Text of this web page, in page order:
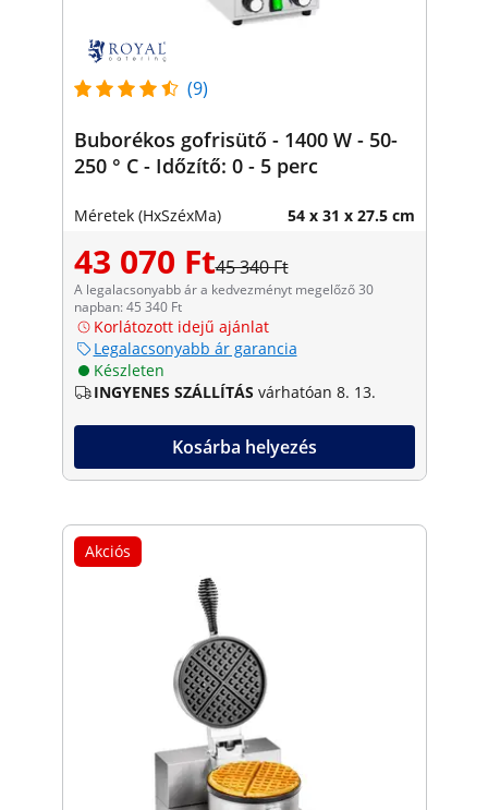
(9)
Buborékos gofrisütő - 1400 W - 50-
250 ° C - Időzítő: 0 - 5 perc
Méretek (HxSzéxMa) 54 x 31 x 27.5 cm
43 070 Ft45 340 Ft
A legalacsonyabb ár a kedvezményt megelőző 30
napban: 45 340 Ft
Korlátozott idejű ajánlat
Legalacsonyabb ár garancia
Készleten
INGYENES SZÁLLÍTÁS várhatóan 8. 13.
Kosárba helyezés
Akciós